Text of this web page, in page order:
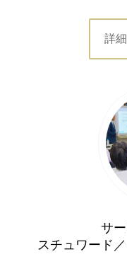
詳
サ
スチュワード